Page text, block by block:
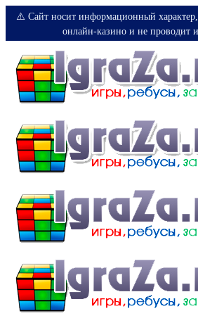
⚠️ Сайт носит информационный
онлайн-казино и не проводит